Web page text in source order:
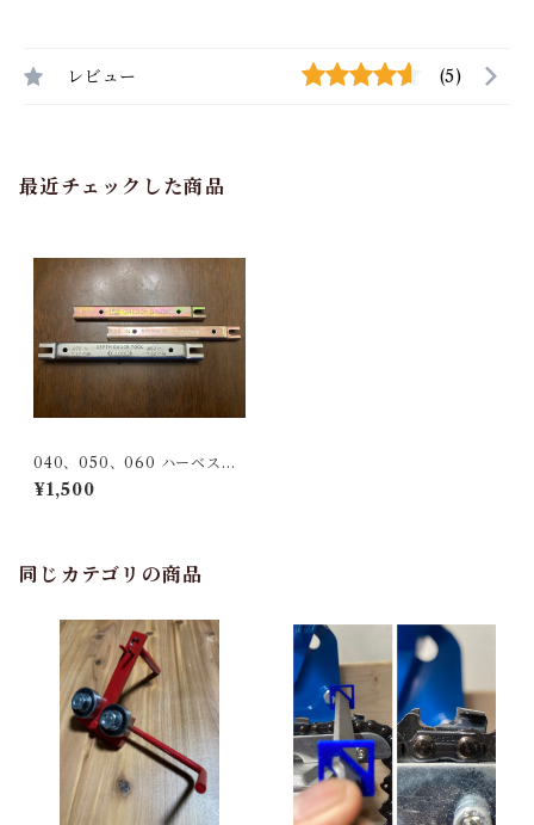
レビュー (5)
最近チェックした商品
040、050、060 ハーベスタ
ー デプスゲージジョインター
¥1,500
同じカテゴリの商品